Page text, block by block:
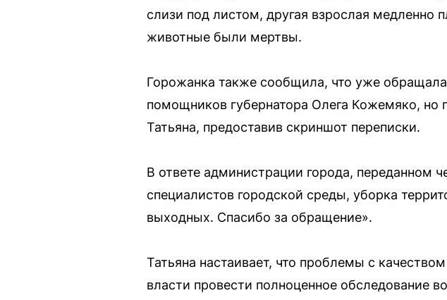
слизи под листом, другая взрослая
животные были мертвы.
Горожанка также сообщила, что уже
помощников губернатора Олега Кожемяко,
Татьяна, предоставив скриншот переписки.
В ответе администрации города, переданном
специалистов городской среды, уборка
выходных. Спасибо за обращение».
Татьяна настаивает, что проблемы с
власти провести полноценное обследование